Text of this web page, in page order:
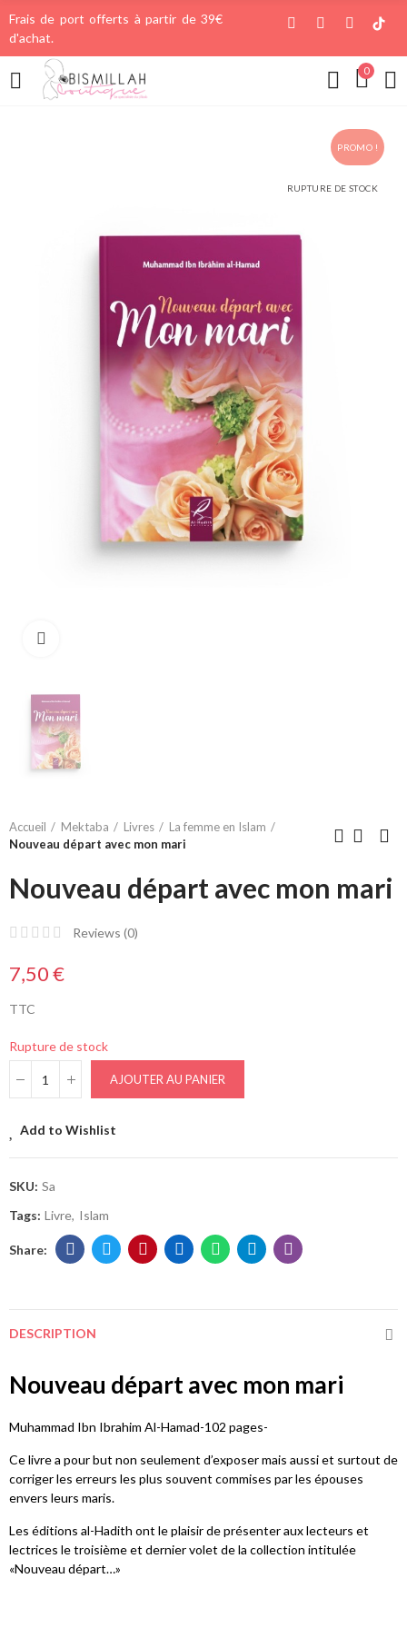
Frais de port offerts à partir de 39€
d'achat.
0
PROMO !
RUPTURE DE STOCK
Accueil Mektaba Livres
La femme en Islam
Nouveau départ avec mon mari
Nouveau départ avec mon mari
Reviews (0)
7,50 €
TTC
Rupture de stock
AJOUTER AU PANIER
Add to Wishlist
SKU: Sa
Tags: Livre Islam
DESCRIPTION
Nouveau départ avec mon mari
Muhammad Ibn Ibrahim Al-Hamad-102 pages-
Ce livre a pour but non seulement d’exposer mais aussi et surtout de
corriger les erreurs les plus souvent commises par les épouses
envers leurs maris.
Les éditions al-Hadith ont le plaisir de présenter aux lecteurs et
lectrices le troisième et dernier volet de la collection intitulée
«Nouveau départ…»